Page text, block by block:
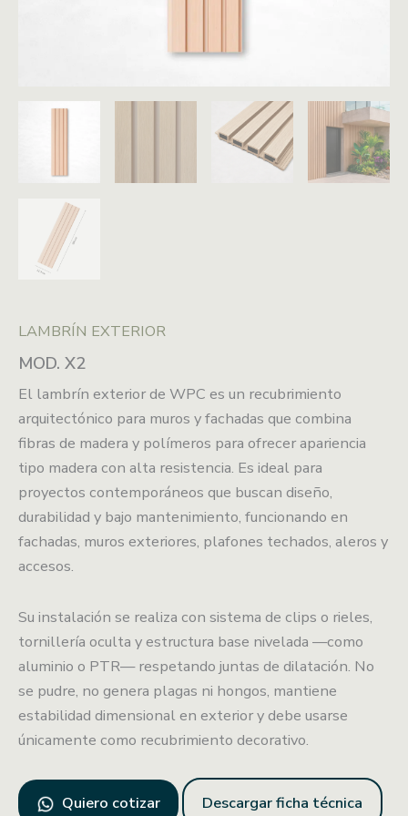
LAMBRÍN EXTERIOR
MOD. X2
El lambrín exterior de WPC es un recubrimiento
arquitectónico para muros y fachadas que combina
fibras de madera y polímeros para ofrecer apariencia
tipo madera con alta resistencia. Es ideal para
proyectos contemporáneos que buscan diseño,
durabilidad y bajo mantenimiento, funcionando en
fachadas, muros exteriores, plafones techados, aleros y
accesos.
Su instalación se realiza con sistema de clips o rieles,
tornillería oculta y estructura base nivelada —como
aluminio o PTR— respetando juntas de dilatación. No
se pudre, no genera plagas ni hongos, mantiene
estabilidad dimensional en exterior y debe usarse
únicamente como recubrimiento decorativo.
Quiero cotizar Descargar ficha técnica